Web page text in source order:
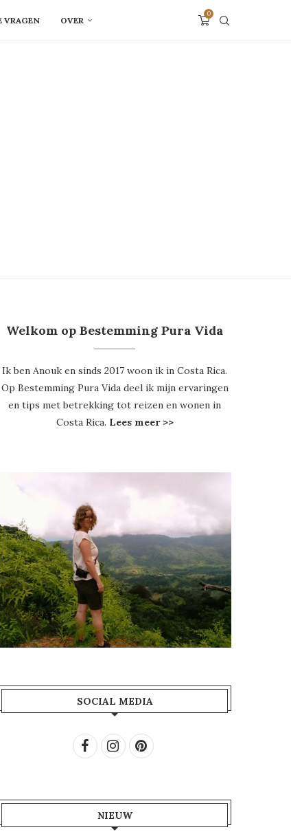
VRAGEN OVER
0
Welkom op Bestemming Pura Vida
Ik ben Anouk en sinds 2017 woon ik in Costa Rica.
Op Bestemming Pura Vida deel ik mijn ervaringen
en tips met betrekking tot reizen en wonen in
Costa Rica. Lees meer >>
SOCIAL MEDIA
NIEUW